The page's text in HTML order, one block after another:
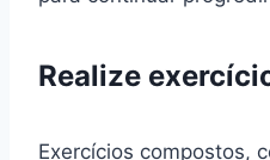
Realize
Exercícios compostos,